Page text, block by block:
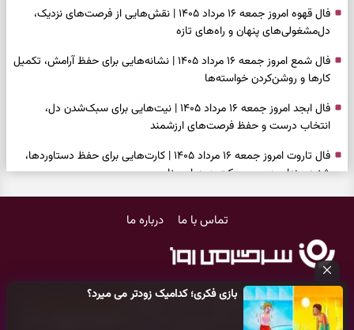
بازی فکری؛ کدامیک زودتر می میرد؟
فال قهوه امروز جمعه ۱۶ مرداد ۱۴۰۵ | نقش‌هایی از فرصت‌های نزدیک،
دل‌مشغولی‌های پنهان و راه‌های تازه
فال شمع امروز جمعه ۱۶ مرداد ۱۴۰۵ | نشانه‌هایی برای حفظ آرامش، تکمیل
کارها و روشن‌کردن خواسته‌ها
فال ابجد امروز جمعه ۱۶ مرداد ۱۴۰۵ | نیت‌هایی برای سبک‌شدن دل،
انتخاب درست و حفظ فرصت‌های ارزشمند
فال تاروت امروز جمعه ۱۶ مرداد ۱۴۰۵ | کارت‌هایی برای حفظ دستاوردها،
شنیدن ندای درون و حرکت در زمان مناسب
دیدن ارزش مسیرهای آرام
وقتی همه راه‌ها بسته شد، این دعای گشایش را بخوانید؛ ذکر معتبر برای
آسان شدن فوری کارهای سخت
فال فرشتگان امروز جمعه ۱۶ مرداد ۱۴۰۵ | پیام‌هایی برای آرام‌کردن ذهن و
نگه‌داشتن چیزهای ارزشمند
تماس با ما درباره ما
کلیه حقوق مادی و معنوی این سایت متعلق بهپایگاه خبری سرگرمی روز
می‌باشد و هر گونه کپی‌برداری توسط دیگر سایت‌ها